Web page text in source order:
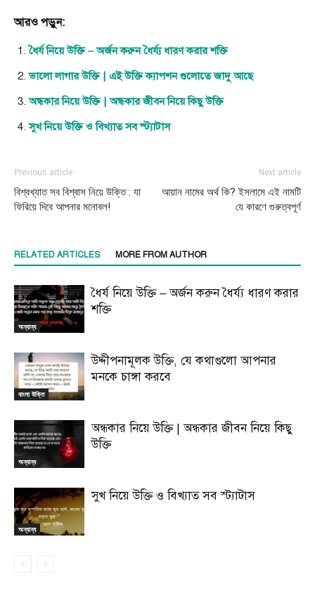
আরও পড়ুন:
ধৈর্য নিয়ে উক্তি – অর্জন করুন ধৈর্য্য ধারণ করার শক্তি
ভালো লাগার উক্তি | এই উক্তি ক্যাপশন গুলোতে জাদু আছে
অন্ধকার নিয়ে উক্তি | অন্ধকার জীবন নিয়ে কিছু উক্তি
সুখ নিয়ে উক্তি ও বিখ্যাত সব স্ট্যাটাস
Previous article
বিশ্বখ্যাত সব বিশ্বাস নিয়ে উক্তি : যা
ফিরিয়ে দিবে আপনার মনোবল!
Next article
আয়ান নামের অর্থ কি? ইসলামে এই নামটি
যে কারণে গুরুত্বপূর্ণ
RELATED ARTICLES MORE FROM AUTHOR
অন্যান্য
ধৈর্য নিয়ে উক্তি – অর্জন করুন ধৈর্য্য ধারণ করার
শক্তি
বাংলা উক্তি
উদ্দীপনামূলক উক্তি, যে কথাগুলো আপনার
মনকে চাঙ্গা করবে
অন্যান্য
অন্ধকার নিয়ে উক্তি | অন্ধকার জীবন নিয়ে কিছু
উক্তি
অন্যান্য
সুখ নিয়ে উক্তি ও বিখ্যাত সব স্ট্যাটাস